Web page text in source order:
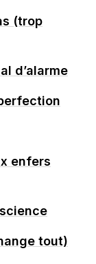
(trop
d’alarme
enfers
tout)